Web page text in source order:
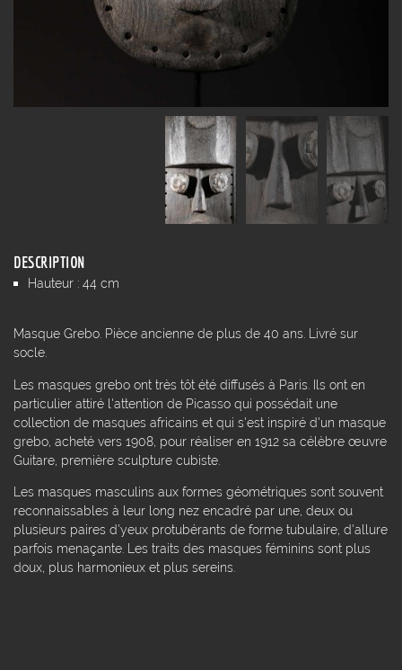
DESCRIPTION
Hauteur : 44 cm
Masque Grebo. Pièce ancienne de plus de 40 ans. Livré sur
socle.
Les masques grebo ont très tôt été diffusés à Paris. Ils ont en
particulier attiré l'attention de Picasso qui possédait une
collection de masques africains et qui s'est inspiré d'un masque
grebo, acheté vers 1908, pour réaliser en 1912 sa célèbre œuvre
Guitare, première sculpture cubiste.
Les masques masculins aux formes géométriques sont souvent
reconnaissables à leur long nez encadré par une, deux ou
plusieurs paires d'yeux protubérants de forme tubulaire, d'allure
parfois menaçante. Les traits des masques féminins sont plus
doux, plus harmonieux et plus sereins.